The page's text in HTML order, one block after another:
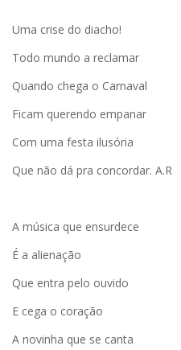
Uma crise do diacho!
Todo mundo a reclamar
Quando chega o Carnaval
Ficam querendo empanar
Com uma festa ilusória
Que não dá pra concordar. A.R
A música que ensurdece
É a alienação
Que entra pelo ouvido
E cega o coração
A novinha que se canta